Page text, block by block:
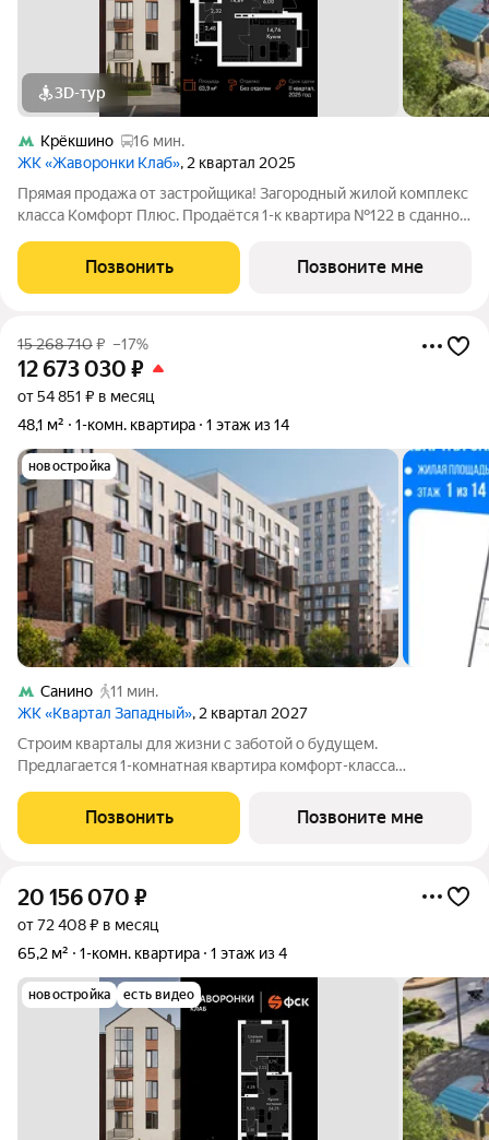
3D-тур
Крёкшино
16 мин.
ЖК «Жаворонки Клаб», 2 квартал 2025
Прямая продажа от застройщика! Загородный жилой комплекс
класса Комфорт Плюс. Продаётся 1-к квартира №122 в сданном
дома. Без отделки. Расположение комплекса: Для создания
гармоничного
Позвонить Позвоните мне
15 268 710₽ –17%
12 673 030 ₽
от 54 851 ₽ в месяц
48,1 м²
1-комн. квартира 1 этаж из 14
новостройка
Санино
11 мин.
ЖК «Квартал Западный», 2 квартал 2027
Строим кварталы для жизни с заботой о будущем.
Предлагается 1-комнатная квартира комфорт-класса
этаже, в жилом комплексе "Квартал Западный".Застройщик
сдает квартиры с отделкой в нескольких
Позвонить Позвоните мне
20 156 070 ₽
от 72 408 ₽ в месяц
65,2 м²
1-комн. квартира 1 этаж из 4
новостройка есть видео